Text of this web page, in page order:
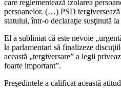
care reglementează izolarea
persoanelor. (…) PSD tergiversează
statului, într-o declaraţie susţinută
El a subliniat că este nevoie
la parlamentari să finalizeze
această „tergiversare” a legii
foarte important”.
Preşedintele a calificat această